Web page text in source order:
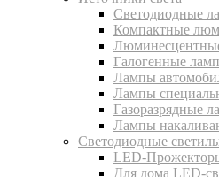
Светодиодные
Компактные
Галогенные
Лампы
Лампы
Газоразрядные
Лампы
Светодиодные
LED-
Для дома LED-